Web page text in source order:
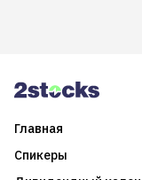
Главная
Спикеры